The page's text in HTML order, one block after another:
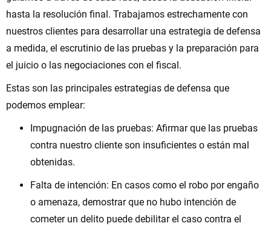
hasta la resolución final. Trabajamos estrechamente con
nuestros clientes para desarrollar una estrategia de defensa
a medida, el escrutinio de las pruebas y la preparación para
el juicio o las negociaciones con el fiscal.
Estas son las principales estrategias de defensa que
podemos emplear:
Impugnación de las pruebas: Afirmar que las pruebas
contra nuestro cliente son insuficientes o están mal
obtenidas.
Falta de intención: En casos como el robo por engaño
o amenaza, demostrar que no hubo intención de
cometer un delito puede debilitar el caso contra el